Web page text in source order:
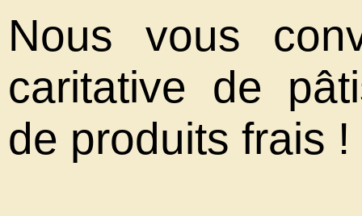
Nous vous
caritative de
de produits frais !